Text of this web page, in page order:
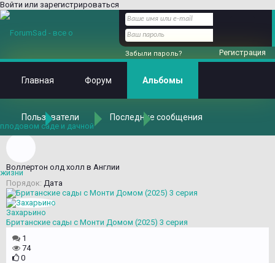
Войти или зарегистрироваться
Главная Альбомы Альбомы
Воллертон олд холл в Англии
Порядок: Дата
Захарьино
Британские сады с Монти Домом (2025) 3 серия
1
74
0
Забыли пароль? Регистрация
Главная Форум Альбомы
Пользователи Последние сообщения